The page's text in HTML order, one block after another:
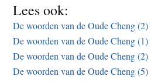
Lees ook:
De woorden van de Oude Cheng (2)
De woorden van de Oude Cheng (1)
De woorden van de Oude Cheng (2)
De woorden van de Oude Cheng (5)